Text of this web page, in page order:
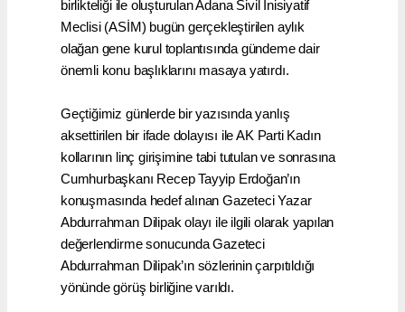
birlikteliği ile oluşturulan Adana Sivil İnisiyatif
Meclisi (ASİM) bugün gerçekleştirilen aylık
olağan gene kurul toplantısında gündeme dair
önemli konu başlıklarını masaya yatırdı.
Geçtiğimiz günlerde bir yazısında yanlış
aksettirilen bir ifade dolayısı ile AK Parti Kadın
kollarının linç girişimine tabi tutulan ve sonrasına
Cumhurbaşkanı Recep Tayyip Erdoğan’ın
konuşmasında hedef alınan Gazeteci Yazar
Abdurrahman Dilipak olayı ile ilgili olarak yapılan
değerlendirme sonucunda Gazeteci
Abdurrahman Dilipak’ın sözlerinin çarpıtıldığı
yönünde görüş birliğine varıldı.